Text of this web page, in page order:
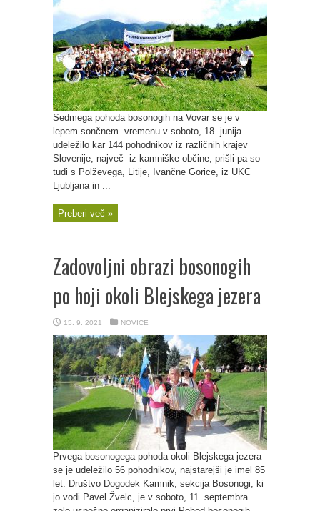
Sedmega pohoda bosonogih na Vovar se je v
lepem sončnem vremenu v soboto, 18. junija
udeležilo kar 144 pohodnikov iz različnih krajev
Slovenije, največ iz kamniške občine, prišli pa so
tudi s Polževega, Litije, Ivančne Gorice, iz UKC
Ljubljana in ...
Preberi več »
Zadovoljni obrazi bosonogih
po hoji okoli Blejskega jezera
15. 9. 2021 NOVICE
Prvega bosonogega pohoda okoli Blejskega jezera
se je udeležilo 56 pohodnikov, najstarejši je imel 85
let. Društvo Dogodek Kamnik, sekcija Bosonogi, ki
jo vodi Pavel Žvelc, je v soboto, 11. septembra